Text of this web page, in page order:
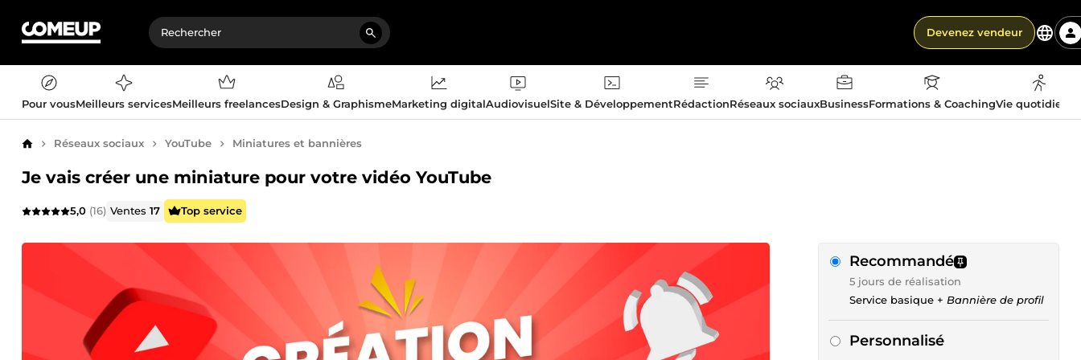
Devenez vendeur
Pour vousMeilleurs servicesMeilleurs freelancesDesign & GraphismeMarketing digitalAudiovisuelSite & DéveloppementRédactionRéseaux sociauxBusinessFormations & CoachingVie
AccueilRéseaux sociaux YouTube Miniatures et bannières
Je vais créer une miniature pour votre vidéo YouTube
5,0 (16) Ventes17 Top service
Recommandé
5 jours de réalisation
Service basique + Bannière de profil
Personnalisé